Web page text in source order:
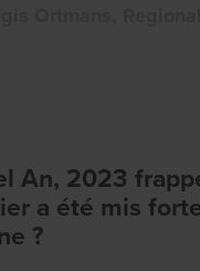
An, 2023
a été mis
?